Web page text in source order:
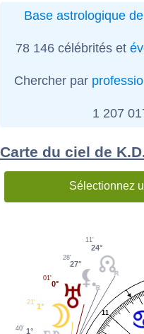
Base astrologique
78 146 célébrités et
Chercher par
1 207
Carte du ciel de
Sélectionnez
11
24°
11'
27°
28'
0°
01'
1°
21'
1°
40'